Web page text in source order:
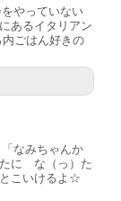
やっていない
あるイタリアン
ごはん好きの
なみちゃんか
に な（っ）た
こいけるよ☆